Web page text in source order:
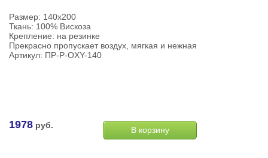
Размер: 140х200
Ткань: 100% Вискоза
Крепление: на резинке
Прекрасно пропускает воздух, мягкая и нежная
Артикул: ПР-Р-OXY-140
1978 руб.